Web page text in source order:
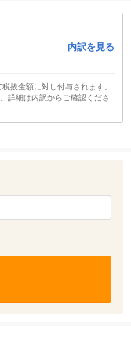
内訳を見る
抜金額に対し付与されます。
詳細は内訳からご確認くださ